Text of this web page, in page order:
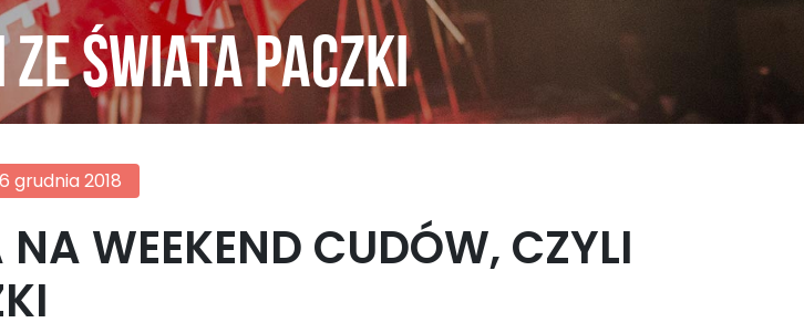
świata paczki
6 grudnia 2018
WEEKEND CUDÓW, CZYLI